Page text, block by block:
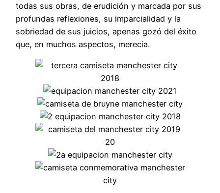
todas sus obras, de erudición y marcada por sus
profundas reflexiones, su imparcialidad y la
sobriedad de sus juicios, apenas gozó del éxito
que, en muchos aspectos, merecía.